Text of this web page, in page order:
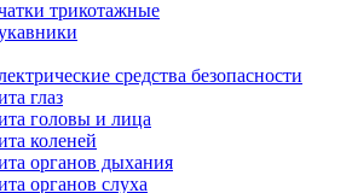
трикотажные
средства безопасности
глаз
головы и лица
коленей
органов дыхания
органов слуха